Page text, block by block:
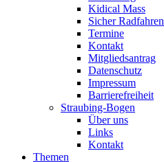
Kidical Mass
Sicher Radfahren
Termine
Kontakt
Mitgliedsantrag
Datenschutz
Impressum
Barrierefreiheit
Straubing-Bogen
Über uns
Links
Kontakt
Themen